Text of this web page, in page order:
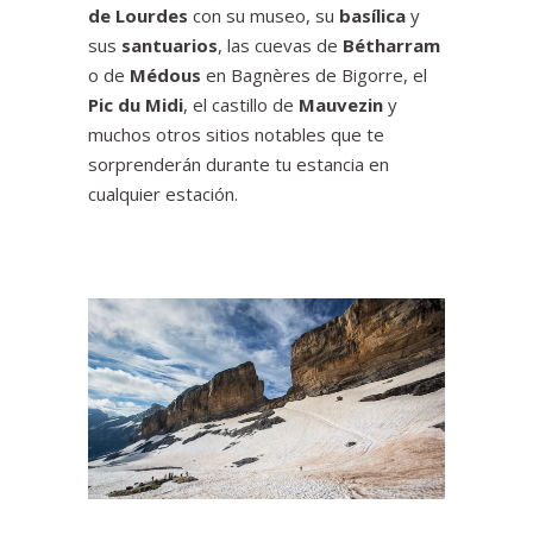
de Lourdes con su museo, su basílica y
sus santuarios, las cuevas de Bétharram
o de Médous en Bagnères de Bigorre, el
Pic du Midi, el castillo de Mauvezin y
muchos otros sitios notables que te
sorprenderán durante tu estancia en
cualquier estación.